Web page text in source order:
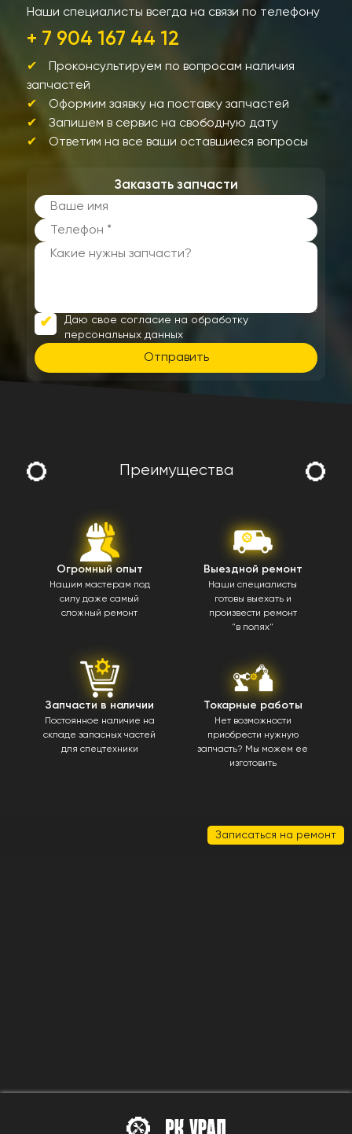
Наши специалисты всегда на связи по телефону
+ 7 904 167 44 12
Проконсультируем по вопросам наличия
запчастей
Оформим заявку на поставку запчастей
Запишем в сервис на свободную дату
Ответим на все ваши оставшиеся вопросы
Заказать запчасти
Даю свое согласие на обработку
персональных данных
Отправить
Преимущества
Огромный опыт
Нашим мастерам под
силу даже самый
сложный ремонт
Выездной ремонт
Наши специалисты
готовы выехать и
произвести ремонт
"в полях"
Запчасти в наличии
Постоянное наличие на
складе запасных частей
для спецтехники
Токарные работы
Нет возможности
приобрести нужную
запчасть? Мы можем ее
изготовить
Записаться на ремонт